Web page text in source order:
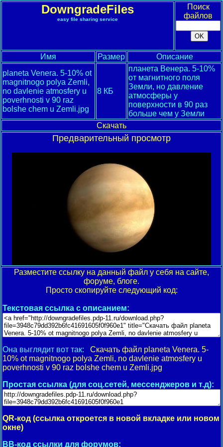
DowngradeFiles
easy file sharing service
Поиск
файлов
Имя Размер
Описание
planeta Venera. 5-10% ot
magnitnogo polya Zemli,
no davlenie atmosfery u
poverhnosti v 90 raz
bolshe chem u Zemli.jpg
8 КБ
планета Венера. 5-10%
от магнитного поля
Земли, но давление
атмосферы у
поверхности в 90 раз
больше чем у Земли
Скачать
Предварительный просмотр
Разместите ссылку на данный файл у себя на сайте,
форуме, блоге.
Просто скопируйте следующий код:
Текстовая ссылка с описанием:
Она выглядит вот так: Скачать файл planeta Venera. 5-
10% ot magnitnogo polya Zemli, no davlenie atmosfery u
poverhnosti v 90 raz bolshe chem u Zemli.jpg
Простая ссылка (для соц.сетей, мессенджеров и т.д):
QR-код (ссылка откроется в новой вкладке или новом
окне)
BB-код ссылки для форумов: